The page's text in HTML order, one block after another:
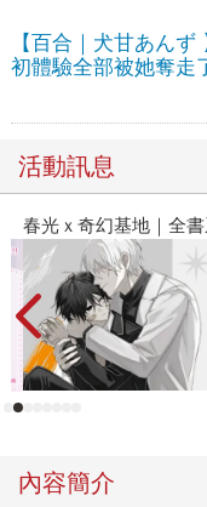
【百合｜犬甘あん
初體驗全部被她奪走
活動訊息
2026金石堂暑假漫
內容簡介